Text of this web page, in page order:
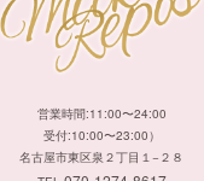
営業時間:11:00〜24:00
受付:10:00〜23:00）
名古屋市東区泉２丁目１−２８